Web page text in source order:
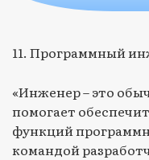
11. Программный
«Инженер – это
помогает
функций
командой